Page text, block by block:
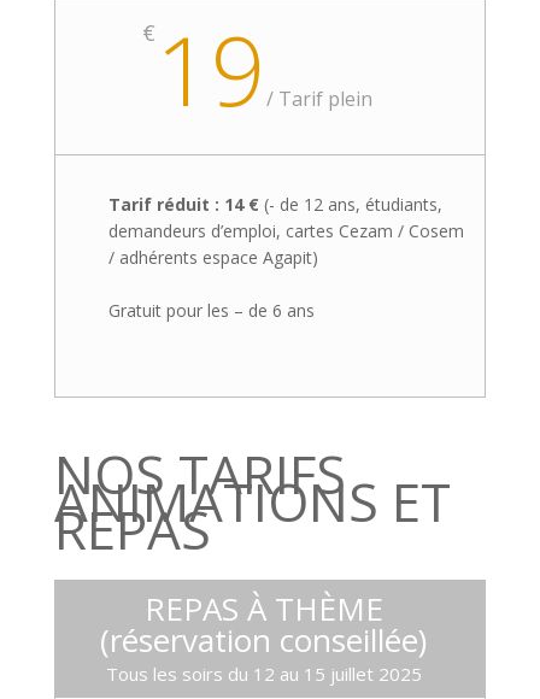
€ 19 /Tarif plein
Tarif réduit : 14 €(- de 12 ans, étudiants,
demandeurs d’emploi, cartes Cezam / Cosem
/ adhérents espace Agapit)
Gratuit pour les – de 6 ans
NOS TARIFS
ANIMATIONS ET
REPAS
REPAS À THÈME
(réservation conseillée)
Tous les soirs du 12 au 15 juillet 2025